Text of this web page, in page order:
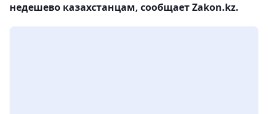
недешево казахстанцам, сообщает Zakon.kz.